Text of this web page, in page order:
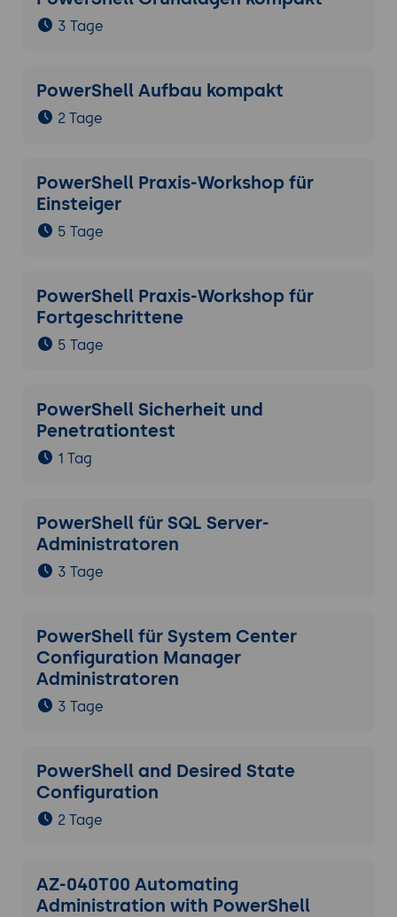
3 Tage
PowerShell Aufbau kompakt
2 Tage
PowerShell Praxis-Workshop für
Einsteiger
5 Tage
PowerShell Praxis-Workshop für
Fortgeschrittene
5 Tage
PowerShell Sicherheit und
Penetrationtest
1 Tag
PowerShell für SQL Server-
Administratoren
3 Tage
PowerShell für System Center
Configuration Manager
Administratoren
3 Tage
PowerShell and Desired State
Configuration
2 Tage
AZ-040T00 Automating
Administration with PowerShell